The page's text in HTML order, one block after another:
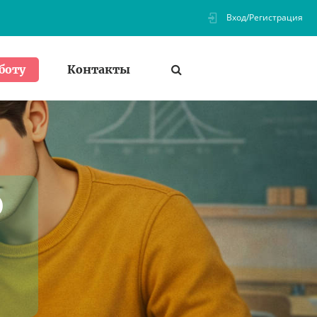
Вход/Регистрация
Контакты